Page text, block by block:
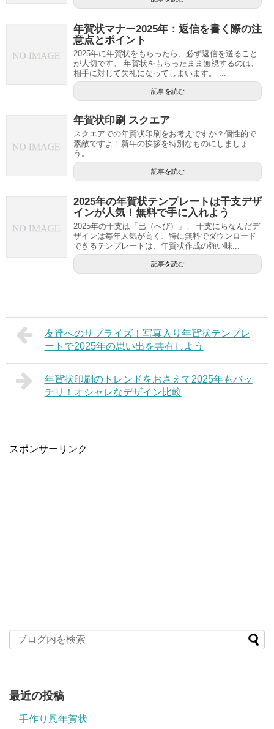
年賀状マナー2025年：返信を書く際の注
意点とポイント
2025年に年賀状をもらったら、必ず返信を送ること
が大切です。 年賀状をもらったまま無視するのは、
相手に対して失礼になってしまいます。 ...
記事を読む
年賀状印刷 スクエア
スクエアでの年賀状印刷をお考えですか？個性的で
素敵ですよ！新年の挨拶を特別なものにしましょ
う。
記事を読む
2025年の年賀状テンプレートは干支デザ
インが人気！無料で手に入れよう
2025年の干支は「巳（へび）」。 干支にちなんだデ
ザインは毎年人気が高く、特に無料でダウンロード
できるテンプレートは、年賀状作成の強い味...
記事を読む
友達へのサプライズ！写真入り年賀状テンプレ
ートで2025年の思い出を共有しよう
年賀状印刷のトレンドをおさえて2025年もバッ
チリ！オシャレなデザイン比較
スポンサーリンク
最近の投稿
手作り風年賀状